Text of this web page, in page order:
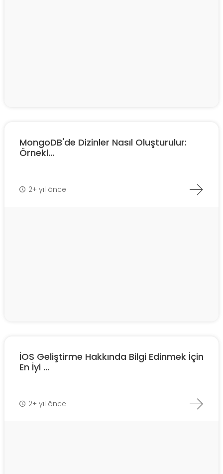
MongoDB'de Dizinler Nasıl Oluşturulur:
Örnekl...
2+ yıl önce
İOS Geliştirme Hakkında Bilgi Edinmek İçin
En İyi ...
2+ yıl önce